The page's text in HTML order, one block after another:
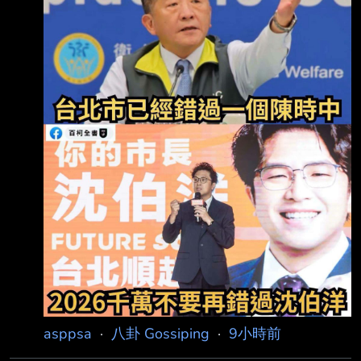
上發文，曬出今日掃街的 「盛況」，並談起自
己女兒送自己的「父親節禮物」，直言育兒從來
不是一個人的事，他因 而期許自己，「未來能
讓台北的市場更好逛，讓台北更支持育兒」，並
祝所有父親，父親節 快樂！ 沈伯洋成功市場拜
票大受歡
asppsa · 八卦 Gossiping · 9小時前